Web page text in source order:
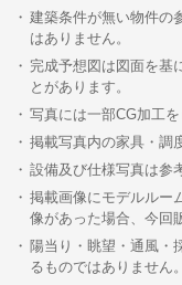
建築条件が無い物件の
はありません。
完成予想図は図面を基
とがあります。
写真には一部CG加工
掲載写真内の家具・調
設備及び仕様写真は参
掲載画像にモデルルー
像があった場合、今回
陽当り・眺望・通風・
るものではありません。